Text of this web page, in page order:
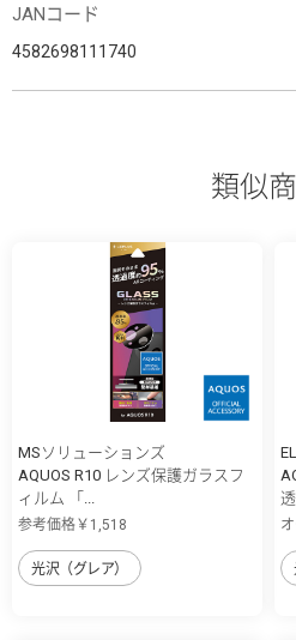
JANコード
4582698111740
類似
MSソリューションズ
AQUOS R10 レンズ保護ガラスフ
ィルム 「...
参考価格￥1,518
光沢（グレア）